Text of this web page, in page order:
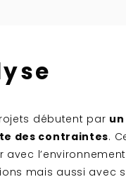
débutent par
des contraintes.
avec
mais aussi avec